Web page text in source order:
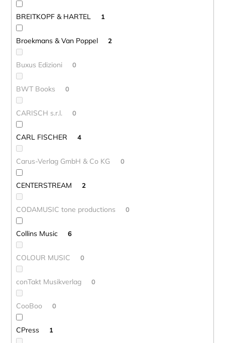
BREITKOPF & HARTEL 1
Broekmans & Van Poppel 2
Buxus Edizioni 0
BWT Books 0
CARISCH s.r.l. 0
CARL FISCHER 4
Carus-Verlag GmbH & Co KG 0
CENTERSTREAM 2
CODAMUSIC tone productions 0
Collins Music 6
COLOUR MUSIC 0
conTakt Musikverlag 0
CooBoo 0
CPress 1